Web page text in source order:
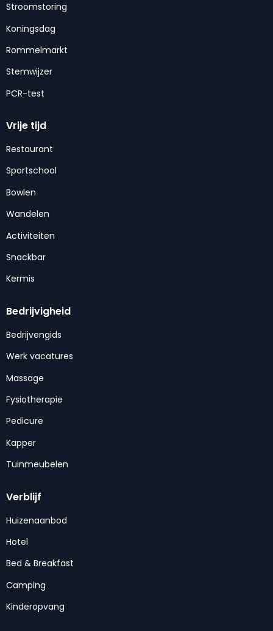
Stroomstoring
Koningsdag
Rommelmarkt
Stemwijzer
PCR-test
Vrije tijd
Restaurant
Sportschool
Bowlen
Wandelen
Activiteiten
Snackbar
Kermis
Bedrijvigheid
Bedrijvengids
Werk vacatures
Massage
Fysiotherapie
Pedicure
Kapper
Tuinmeubelen
Verblijf
Huizenaanbod
Hotel
Bed & Breakfast
Camping
Kinderopvang